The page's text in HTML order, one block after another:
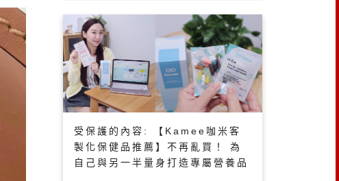
受保護的內容: 【Kamee咖米客
製化保健品推薦】不再亂買！ 為
自己與另一半量身打造專屬營養品